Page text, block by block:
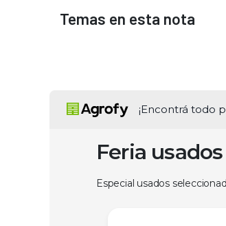
Temas en esta nota
¡Encontrá todo
Feria
Especial usados